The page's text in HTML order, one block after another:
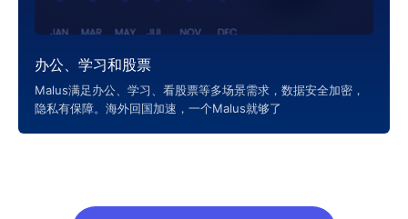
办公、学习和股票
Malus满足办公、学习、看股票等多场景需求，数据安全加密，
隐私有保障。海外回国加速，一个Malus就够了